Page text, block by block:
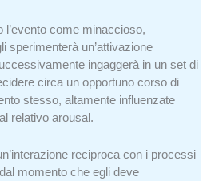
l’evento come minaccioso,
sperimenterà un’attivazione
ingaggerà in un set di
circa un opportuno corso di
stesso, altamente influenzate
relativo arousal.
reciproca con i processi
momento che egli deve